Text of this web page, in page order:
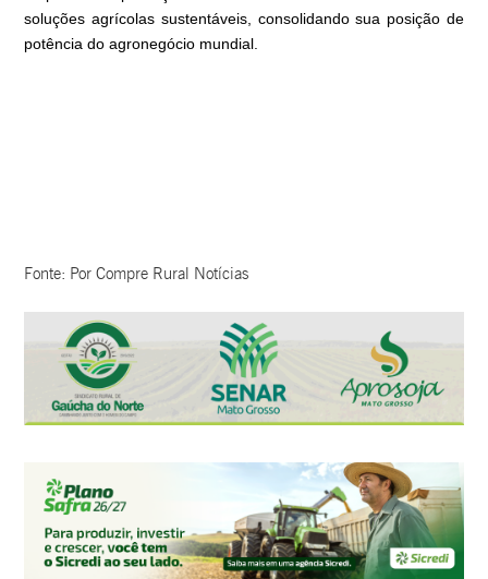
soluções agrícolas sustentáveis, consolidando sua posição de
potência do agronegócio mundial.
Fonte: Por Compre Rural Notícias